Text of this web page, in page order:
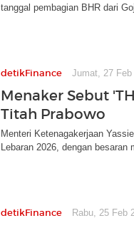
tanggal pembagian BHR dari
detikFinance Jumat, 27
Menaker Sebut
Titah Prabowo
Menteri Ketenagakerjaan
Lebaran 2026, dengan besaran
detikFinance Rabu, 25 Feb